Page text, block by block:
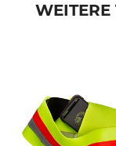
Größe
WEITERE